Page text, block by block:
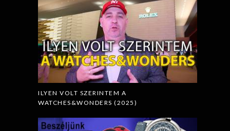
ILYEN VOLT SZERINTEM A
WATCHES&WONDERS (2025)